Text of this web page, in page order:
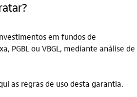
em fundos de
PGBL ou VBGL, mediante análise de
as regras de uso desta garantia.